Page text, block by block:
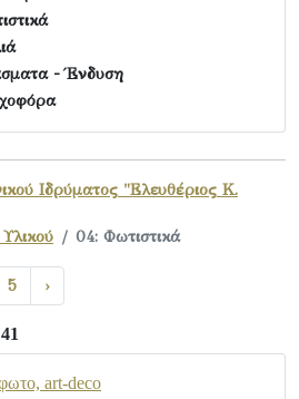
- Ένδυση
Ιδρύματος "Ελευθέριος Κ.
04: Φωτιστικά
5 ›
41
art-deco